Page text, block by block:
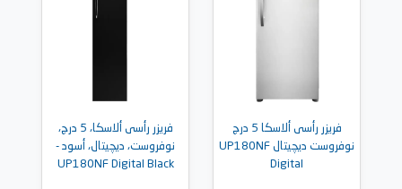
فريزر رأسى ألاسكا 5 درج
نوفروست ديچيتال UP180NF
Digital
فريزر رأسى ألاسكا، 5 درج،
نوفروست، ديچيتال، أسود -
UP180NF Digital Black